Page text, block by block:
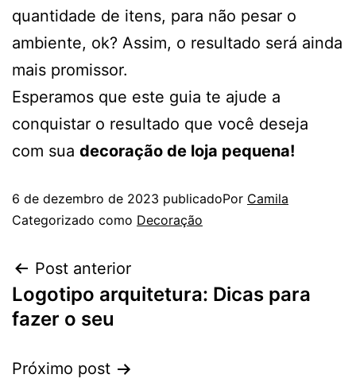
quantidade de itens, para não pesar o
ambiente, ok? Assim, o resultado será ainda
mais promissor.
Esperamos que este guia te ajude a
conquistar o resultado que você deseja
com sua decoração de loja pequena!
6 de dezembro de 2023 publicadoPor Camila
Categorizado como Decoração
Post anterior
Logotipo arquitetura: Dicas para
fazer o seu
Próximo post